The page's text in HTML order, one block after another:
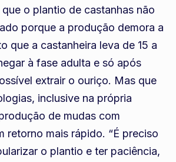
o plantio de castanhas não
porque a produção demora a
que a castanheira leva de 15 a
à fase adulta e só após
extrair o ouriço. Mas que
inclusive na própria
de mudas com
retorno mais rápido. “É preciso
o plantio e ter paciência,